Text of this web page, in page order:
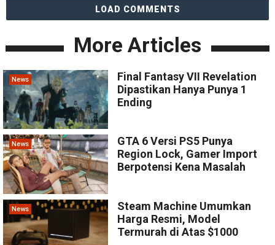
LOAD COMMENTS
More Articles
News
Final Fantasy VII Revelation
Dipastikan Hanya Punya 1
Ending
News
GTA 6 Versi PS5 Punya
Region Lock, Gamer Import
Berpotensi Kena Masalah
News
Steam Machine Umumkan
Harga Resmi, Model
Termurah di Atas $1000